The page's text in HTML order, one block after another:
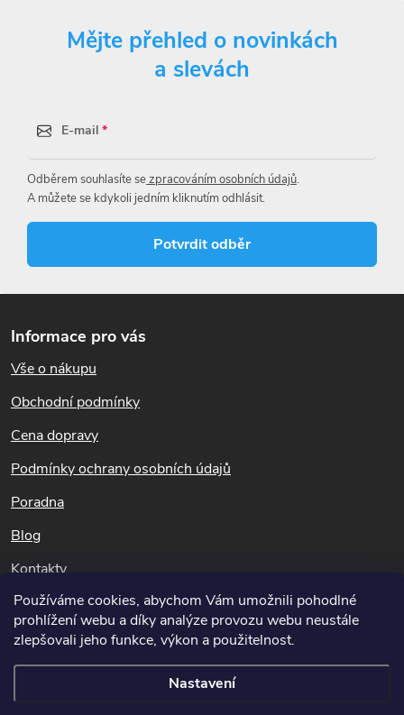
Používáme cookies, abychom Vám umožnili pohodlné
prohlížení webu a díky analýze provozu webu neustále
zlepšovali jeho funkce, výkon a použitelnost.
Nastavení
r
v
k
y
v
ý
p
i
s
u
Mějte přehled o novinkách
a slevách
E-mail
Odběrem souhlasíte sezpracováním osobních údajů.
A můžete se kdykoli jedním kliknutím odhlásit.
Potvrdit odběr
Informace pro vás
Vše o nákupu
Obchodní podmínky
Cena dopravy
Podmínky ochrany osobních údajů
Poradna
Blog
Kontakty
Dotazy k objednávkám
info@potapnicek.cz